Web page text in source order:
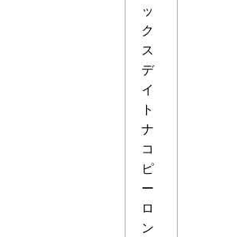
ッ
ク
ス
デ
イ
ト
ナ
コ
ピ
ー
ロ
ン